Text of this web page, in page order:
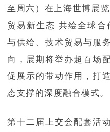
至周六）在上海世博展
贸易新生态 共绘全球合
与供给、技术贸易与服
向，展期将举办超百场
促展示的带动作用，打
态支撑的深度融合模式。
第十二届上交会配套活